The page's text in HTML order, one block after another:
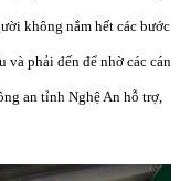
không nắm hết các bước
và phải đến để nhờ các cán
an tỉnh Nghệ An hỗ trợ,